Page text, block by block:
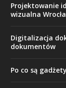
Projektowanie
wizualna
Digitalizacja
dokumentów
Po co są